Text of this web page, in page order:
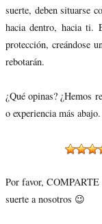
suerte, deben situarse
hacia dentro, hacia ti.
protección, creándose
rebotarán.
¿Qué opinas? ¿Hemos
o experiencia más
Por favor, COMPARTE
suerte a nosotros 😉